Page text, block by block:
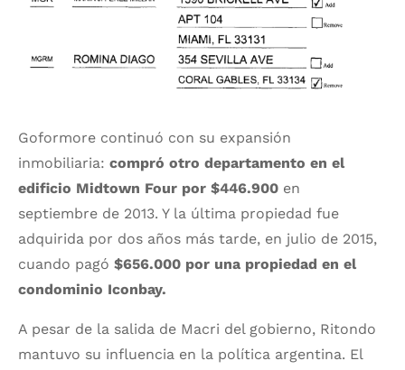
Goformore continuó con su expansión
inmobiliaria: compró otro departamento en el
edificio Midtown Four por $446.900 en
septiembre de 2013. Y la última propiedad fue
adquirida por dos años más tarde, en julio de 2015,
cuando pagó $656.000 por una propiedad en el
condominio Iconbay.
A pesar de la salida de Macri del gobierno, Ritondo
mantuvo su influencia en la política argentina. El